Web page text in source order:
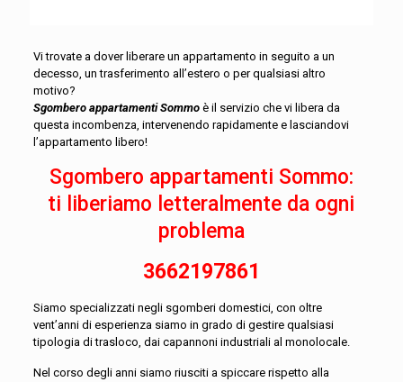
Vi trovate a dover liberare un appartamento in seguito a un
decesso, un trasferimento all’estero o per qualsiasi altro
motivo?
Sgombero appartamenti Sommo è il servizio che vi libera da
questa incombenza, intervenendo rapidamente e lasciandovi
l’appartamento libero!
Sgombero appartamenti Sommo:
ti liberiamo letteralmente da ogni
problema
3662197861
Siamo specializzati negli sgomberi domestici, con oltre
vent’anni di esperienza siamo in grado di gestire qualsiasi
tipologia di trasloco, dai capannoni industriali al monolocale.
Nel corso degli anni siamo riusciti a spiccare rispetto alla